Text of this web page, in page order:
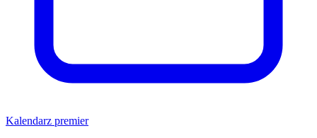
Kalendarz premier